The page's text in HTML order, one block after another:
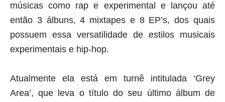
músicas como rap e experimental e lançou até
então 3 álbuns, 4 mixtapes e 8 EP’s, dos quais
possuem essa versatilidade de estilos musicais
experimentais e hip-hop.
Atualmente ela está em turnê intitulada ‘Grey
Area’, que leva o título do seu último álbum de